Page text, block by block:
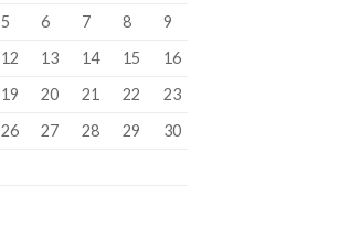
5 6 7 8
9
12 13 14 15
16
19 20 21 22
23
26 27 28 29
30